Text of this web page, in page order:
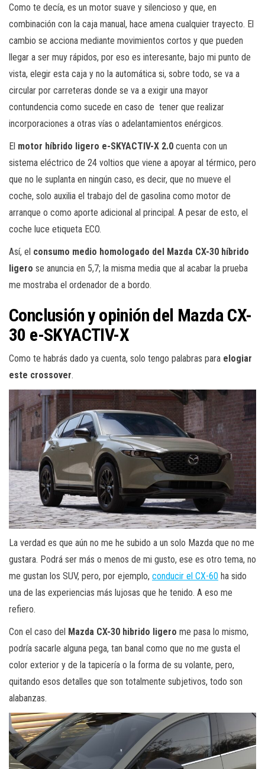
Como te decía, es un motor suave y silencioso y que, en
combinación con la caja manual, hace amena cualquier trayecto. El
cambio se acciona mediante movimientos cortos y que pueden
llegar a ser muy rápidos, por eso es interesante, bajo mi punto de
vista, elegir esta caja y no la automática si, sobre todo, se va a
circular por carreteras donde se va a exigir una mayor
contundencia como sucede en caso de tener que realizar
incorporaciones a otras vías o adelantamientos enérgicos.
El motor híbrido ligero e-SKYACTIV-X 2.0 cuenta con un
sistema eléctrico de 24 voltios que viene a apoyar al térmico, pero
que no le suplanta en ningún caso, es decir, que no mueve el
coche, solo auxilia el trabajo del de gasolina como motor de
arranque o como aporte adicional al principal. A pesar de esto, el
coche luce etiqueta ECO.
Así, el consumo medio homologado del Mazda CX-30 híbrido
ligero se anuncia en 5,7; la misma media que al acabar la prueba
me mostraba el ordenador de a bordo.
Conclusión y opinión del Mazda CX-
30 e-SKYACTIV-X
Como te habrás dado ya cuenta, solo tengo palabras para elogiar
este crossover.
La verdad es que aún no me he subido a un solo Mazda que no me
gustara. Podrá ser más o menos de mi gusto, ese es otro tema, no
me gustan los SUV, pero, por ejemplo, conducir el CX-60 ha sido
una de las experiencias más lujosas que he tenido. A eso me
refiero.
Con el caso del Mazda CX-30 hibrido ligero me pasa lo mismo,
podría sacarle alguna pega, tan banal como que no me gusta el
color exterior y de la tapicería o la forma de su volante, pero,
quitando esos detalles que son totalmente subjetivos, todo son
alabanzas.